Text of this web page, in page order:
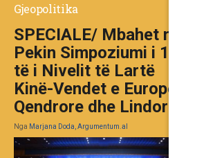
Gjeopolitika
SPECIALE/ Mbahet në
Pekin Simpoziumi i 10-
të i Nivelit të Lartë
Kinë-Vendet e Europës
Qendrore dhe Lindore
Nga Marjana Doda, Argumentum.al